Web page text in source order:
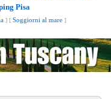
Pisa
] [ Soggiorni al mare]